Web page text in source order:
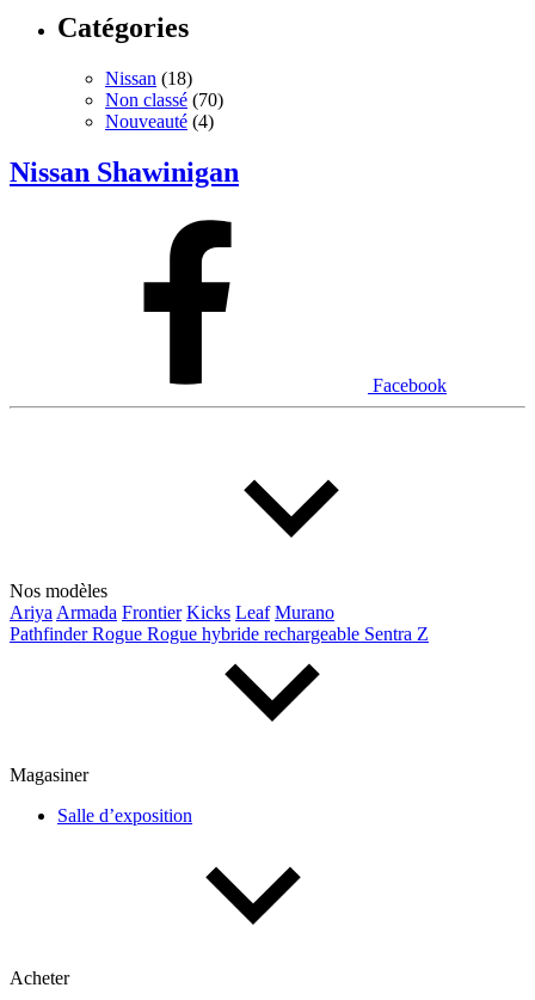
Catégories
Nissan (18)
Non classé (70)
Nouveauté (4)
Nissan Shawinigan
Facebook
Nos modèles
Ariya Armada Frontier Kicks Leaf Murano
PathfinderRogue Rogue hybride rechargeable Sentra Z
Magasiner
Salle d’exposition
Acheter